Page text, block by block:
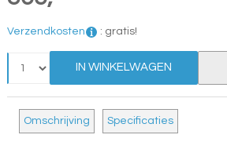
Verzendkosten : gratis!
IN WINKELWAGEN
Omschrijving Specificaties